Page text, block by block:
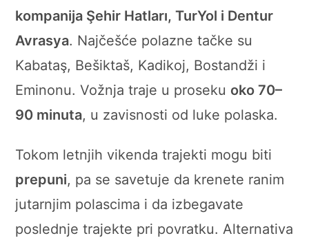
kompanija Şehir Hatları, TurYol i Dentur
Avrasya. Najčešće polazne tačke su
Kabataş, Bešiktaš, Kadikoj, Bostandži i
Eminonu. Vožnja traje u proseku oko 70–
90 minuta, u zavisnosti od luke polaska.
Tokom letnjih vikenda trajekti mogu biti
prepuni, pa se savetuje da krenete ranim
jutarnjim polascima i da izbegavate
poslednje trajekte pri povratku. Alternativa